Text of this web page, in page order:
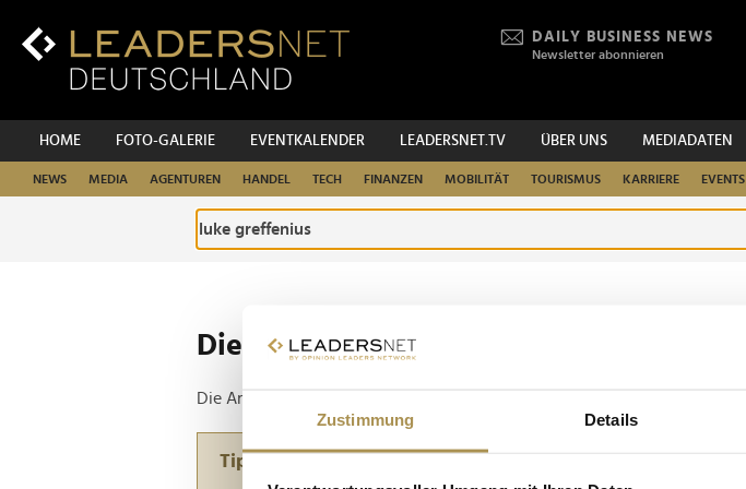
Zustimmung Details
Inhalt
DAILY BUSINESS NEWS
Newsletter abonnieren
HOME FOTO-GALERIE EVENTKALENDER LEADERSNET.TV ÜBER UNS MEDIADATEN
NEWS MEDIA AGENTUREN HANDEL TECH FINANZEN MOBILITÄT TOURISMUS KARRIERE EVENTS
Die ganze Website durchsuchen
Die Anfrage ergab 1 Treffer.
Tipp